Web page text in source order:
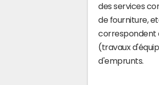
des services
de fourniture,
correspondent
(travaux
d'emprunts.